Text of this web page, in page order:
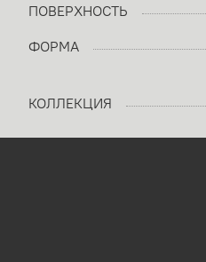
ПОВЕРХНОСТЬ
ФОРМА
КОЛЛЕКЦИЯ